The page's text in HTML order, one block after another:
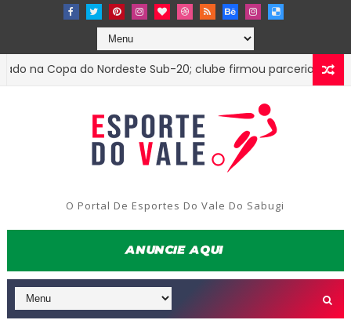
do Nordeste Sub-20; clube firmou parceria com o
O Portal De Esportes Do Vale Do Sabugi